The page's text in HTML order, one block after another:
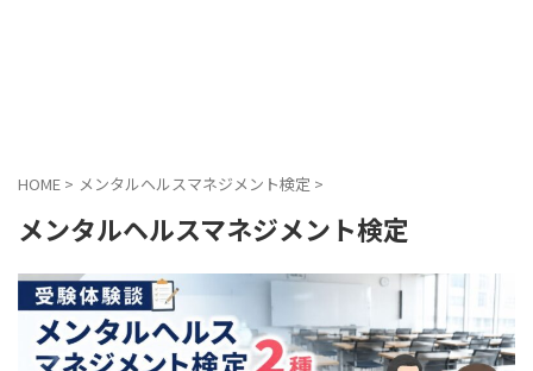
HOME > メンタルヘルスマネジメント検定 >
メンタルヘルスマネジメント検定